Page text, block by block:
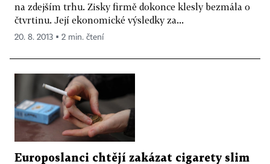
na zdejším trhu. Zisky firmě dokonce klesly bezmála o
čtvrtinu. Její ekonomické výsledky za...
20. 8. 2013 ▪ 2 min. čtení
Europoslanci chtějí zakázat cigarety slim